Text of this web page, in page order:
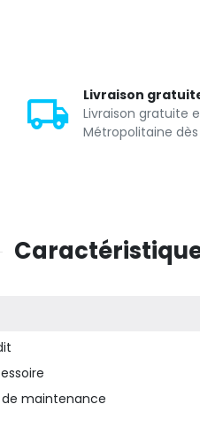
Livraison
Livraison gratuite
Métropolitaine
de maintenance